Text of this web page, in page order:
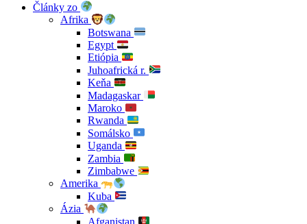
Články zo
Afrika
Botswana
Egypt
Etiópia
Juhoafrická r.
Keňa
Madagaskar
Maroko
Rwanda
Somálsko
Uganda
Zambia
Zimbabwe
Amerika
Kuba
Ázia
Afganistan